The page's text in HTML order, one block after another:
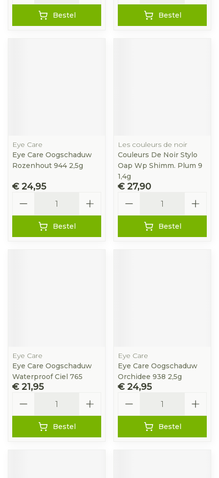
Bestel Bestel
Eye Care
Eye Care Oogschaduw
Rozenhout 944 2,5g
€ 24,95
Bestel
Les couleurs de noir
Couleurs De Noir Stylo
Oap Wp Shimm. Plum 9
1,4g
€ 27,90
Bestel
Eye Care
Eye Care Oogschaduw
Waterproof Ciel 765
€ 21,95
Bestel
Eye Care
Eye Care Oogschaduw
Orchidee 938 2,5g
€ 24,95
Bestel